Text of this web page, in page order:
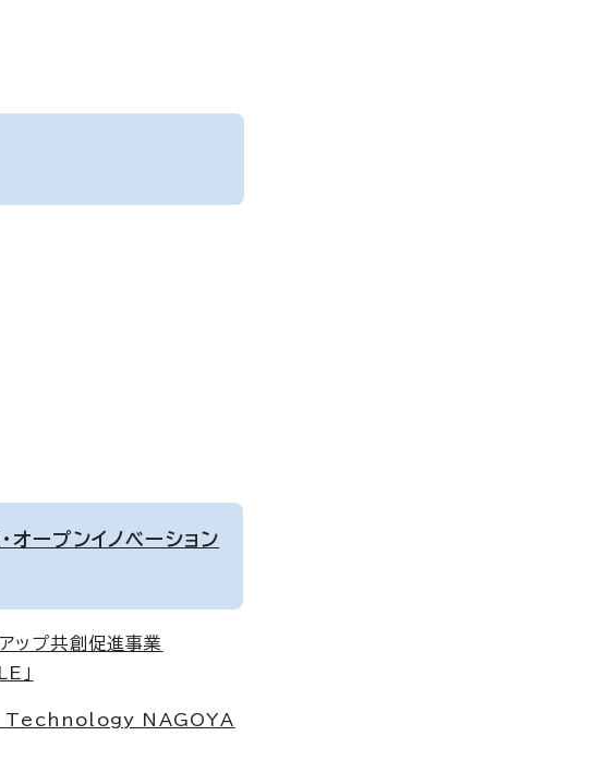
オープンイノベーション
ップ共創促進事業
」
NAGOYA